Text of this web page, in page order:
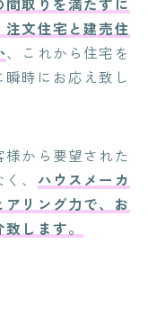
文住宅と建売住
、これから住宅を
時にお応え致し
から要望された
、 ハウスメーカ
リング力で、お
します。